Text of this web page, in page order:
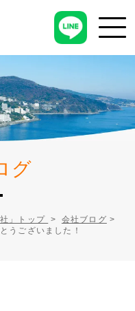
グ
」トップ > 会社ブログ >
うございました！